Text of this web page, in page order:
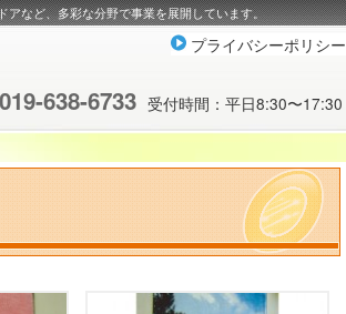
アなど、多彩な分野で事業を展開しています。
プライバシーポリシー
019-638-6733 受付時間：平日8:30〜17:30